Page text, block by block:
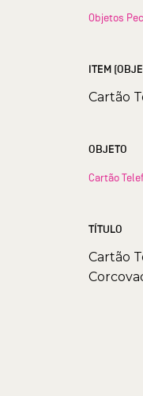
Objetos
ITEM
Cartão
OBJETO
Cartão
TÍTULO
Cartão